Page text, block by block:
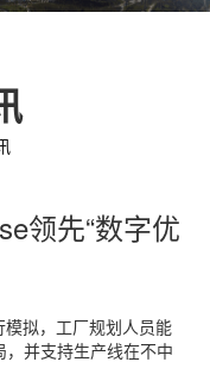
领先“数字优
拟，工厂规划人员能
并支持生产线在不中